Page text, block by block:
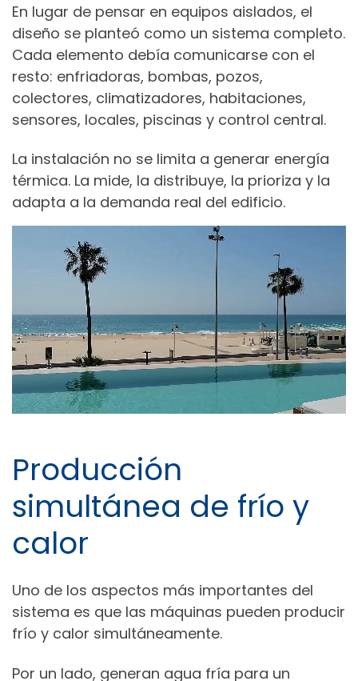
En lugar de pensar en equipos aislados, el
diseño se planteó como un sistema completo.
Cada elemento debía comunicarse con el
resto: enfriadoras, bombas, pozos,
colectores, climatizadores, habitaciones,
sensores, locales, piscinas y control central.
La instalación no se limita a generar energía
térmica. La mide, la distribuye, la prioriza y la
adapta a la demanda real del edificio.
Producción
simultánea de frío y
calor
Uno de los aspectos más importantes del
sistema es que las máquinas pueden producir
frío y calor simultáneamente.
Por un lado, generan agua fría para un